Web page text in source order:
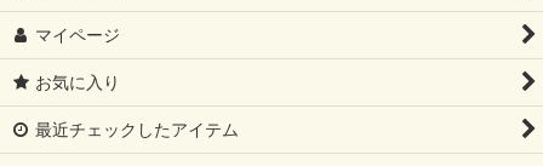
マイページ
お気に入り
最近チェックしたアイテム